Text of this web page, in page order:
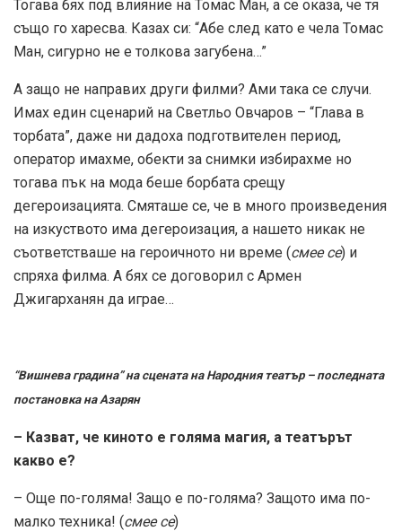
Тогава бях под влияние на Томас Ман, а се оказа, че тя
също го харесва. Казах си: “Абе след като е чела Томас
Ман, сигурно не е толкова загубена…”
А защо не направих други филми? Ами така се случи.
Имах един сценарий на Светльо Овчаров – “Глава в
торбата”, даже ни дадоха подготвителен период,
оператор имахме, обекти за снимки избирахме но
тогава пък на мода беше борбата срещу
дегероизацията. Смяташе се, че в много произведения
на изкуството има дегероизация, а нашето никак не
съответстваше на героичното ни време (смее се) и
спряха филма. А бях се договорил с Армен
Джигарханян да играе…
“Вишнева градина” на сцената на Народния театър – последната
постановка на Азарян
– Казват, че киното е голяма магия, а театърът
какво е?
– Още по-голяма! Защо е по-голяма? Защото има по-
малко техника! (смее се)